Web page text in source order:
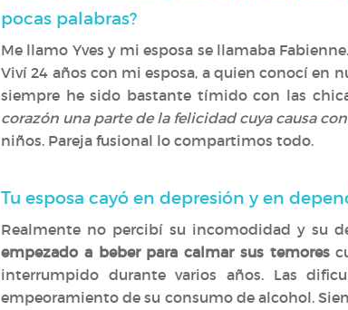
pocas palabras?
Me llamo Yves y mi esposa se llamaba
Viví 24 años con mi esposa, a quien conocí en
siempre he sido bastante tímido con las
corazón una parte de la felicidad cuya causa
niños. Pareja fusional lo compartimos todo.
Tu esposa cayó en depresión y en
Realmente no percibí su incomodidad y su
empezado a beber para calmar sus temores
interrumpido durante varios años. Las
empeoramiento de su consumo de alcohol.